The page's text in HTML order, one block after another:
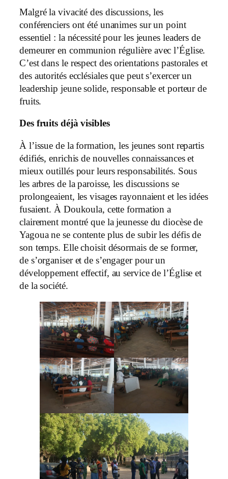
Malgré la vivacité des discussions, les
conférenciers ont été unanimes sur un point
essentiel : la nécessité pour les jeunes leaders de
demeurer en communion régulière avec l’Église.
C’est dans le respect des orientations pastorales et
des autorités ecclésiales que peut s’exercer un
leadership jeune solide, responsable et porteur de
fruits.
Des fruits déjà visibles
À l’issue de la formation, les jeunes sont repartis
édifiés, enrichis de nouvelles connaissances et
mieux outillés pour leurs responsabilités. Sous
les arbres de la paroisse, les discussions se
prolongeaient, les visages rayonnaient et les idées
fusaient. À Doukoula, cette formation a
clairement montré que la jeunesse du diocèse de
Yagoua ne se contente plus de subir les défis de
son temps. Elle choisit désormais de se former,
de s’organiser et de s’engager pour un
développement effectif, au service de l’Église et
de la société.